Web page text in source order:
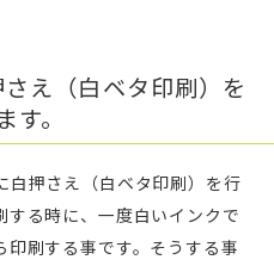
え（白ベタ印刷）を
す。
白押さえ（白ベタ印刷）を行
する時に、一度白いインクで
刷する事です。そうする事